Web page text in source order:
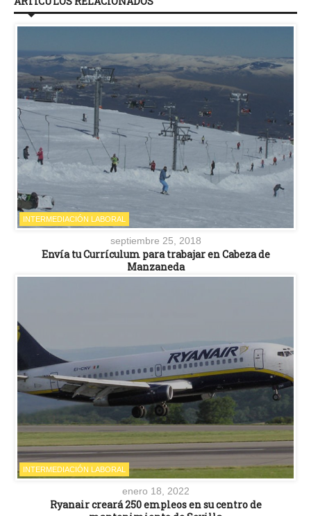
INTERMEDIACIÓN LABORAL
septiembre 25, 2018
Envía tu Currículum para trabajar en Cabeza de
Manzaneda
INTERMEDIACIÓN LABORAL
enero 18, 2022
Ryanair creará 250 empleos en su centro de